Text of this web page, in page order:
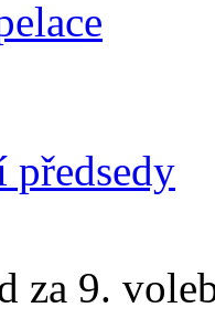
předsedy
za 9.